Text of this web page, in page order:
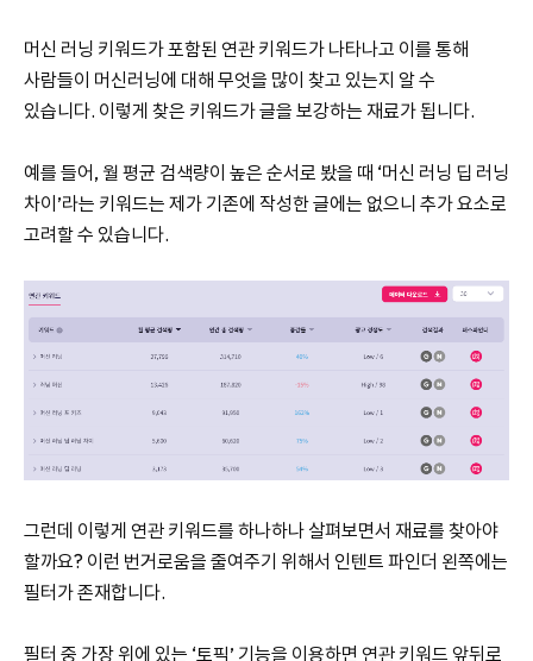
머신 러닝 키워드가 포함된 연관 키워드가 나타나고 이를 통해
사람들이 머신러닝에 대해 무엇을 많이 찾고 있는지 알 수
있습니다. 이렇게 찾은 키워드가 글을 보강하는 재료가 됩니다.
예를 들어, 월 평균 검색량이 높은 순서로 봤을 때 ‘머신 러닝 딥 러닝
차이’라는 키워드는 제가 기존에 작성한 글에는 없으니 추가 요소로
고려할 수 있습니다.
그런데 이렇게 연관 키워드를 하나하나 살펴보면서 재료를 찾아야
할까요? 이런 번거로움을 줄여주기 위해서 인텐트 파인더 왼쪽에는
필터가 존재합니다.
필터 중 가장 위에 있는 ‘토픽’ 기능을 이용하면 연관 키워드 앞뒤로